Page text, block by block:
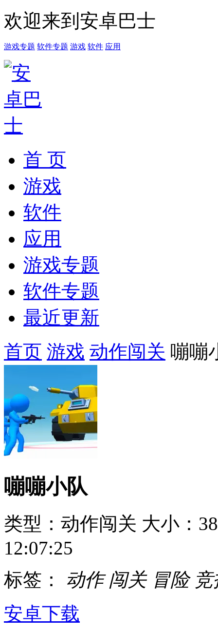
欢迎来到安卓巴士
游戏专题 软件专题 游戏 软件 应用
首 页
游戏
软件
应用
游戏专题
软件专题
最近更新
首页 游戏 动作闯关 嘣嘣
嘣嘣小队
类型：动作闯关 大小：
12:07:25
标签： 动作 闯关 冒险
安卓下载